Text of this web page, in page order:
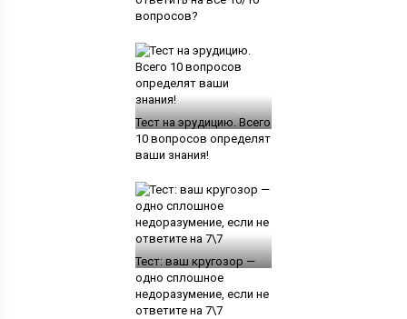
вопросов?
Тест на эрудицию. Всего
10 вопросов определят
ваши знания!
Тест: ваш кругозор —
одно сплошное
недоразумение, если не
ответите на 7\7